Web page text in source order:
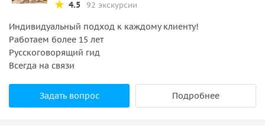
4.5 92 экскурсии
Индивидуальный подход к каждому клиенту!
Работаем более 15 лет
Русскоговорящий гид
Всегда на связи
Задать вопрос Подробнее